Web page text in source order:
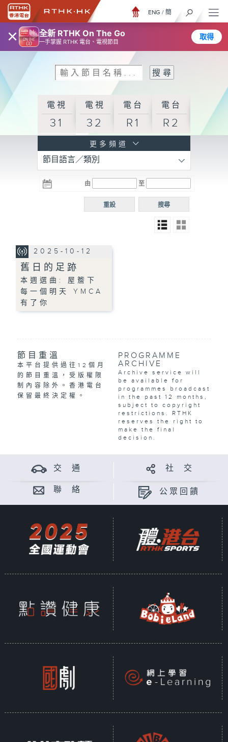
× 全新 RTHK On The Go
一手掌握 RTHK 電台、電視節目
取得
ENG / 簡
電視
31
電視
32
電台
R1
電台
R2
R3
電台 電台
R5
電台
普通
更多頻道
節目語言／類別
由 至
搜尋
重設
2025-10-12
舊日的足跡
本週選曲: 屋簷下
每一個明天 YMCA
有了你
節目重溫
本平台提供過往12個月
的節目重溫，受版權限
制內容除外。香港電台
保留最終決定權。
PROGRAMME
ARCHIVE
Archive service will
be available for
programmes broadcast
in the past 12 months,
subject to copyright
restrictions. RTHK
reserves the right to
make the final
decision.
交 通 社 交
聯 絡 公眾回饋